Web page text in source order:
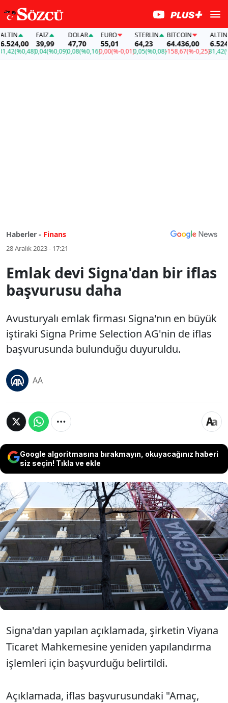
(%0,48)
FAİZ
39,99
0,04(%0,09)
DOLAR
47,70
0,08(%0,16)
EURO
55,01
0,00(%-0,01)
STERLIN
64,23
0,05(%0,08)
BITCOIN
64.436,00
-158,67(%-0,25)
ALTIN
6.524,00
31,42
Haberler - Finans
28 Aralık 2023 - 17:21
Emlak devi Signa'dan bir iflas
başvurusu daha
Avusturyalı emlak firması Signa'nın en büyük
iştiraki Signa Prime Selection AG'nin de iflas
başvurusunda bulunduğu duyuruldu.
AA
Google algoritmasına bırakmayın, okuyacağınız haberi
siz seçin! Tıkla ve ekle
Avusturyalı emlak firması Signa'nın en
büyük iştiraki Signa Prime Selection
AG'nin de iflas başvurusunda
bulunduğu duyuruldu.
Signa'dan yapılan açıklamada, şirketin Viyana
Ticaret Mahkemesine yeniden yapılandırma
işlemleri için başvurduğu belirtildi.
Açıklamada, iflas başvurusundaki "Amaç,